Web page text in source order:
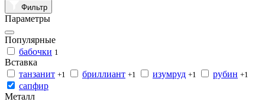
Фильтр
Параметры
Популярные
бабочки 1
Вставка
танзанит +1 бриллиант +1 изумруд +1 рубин +1
сапфир
Металл